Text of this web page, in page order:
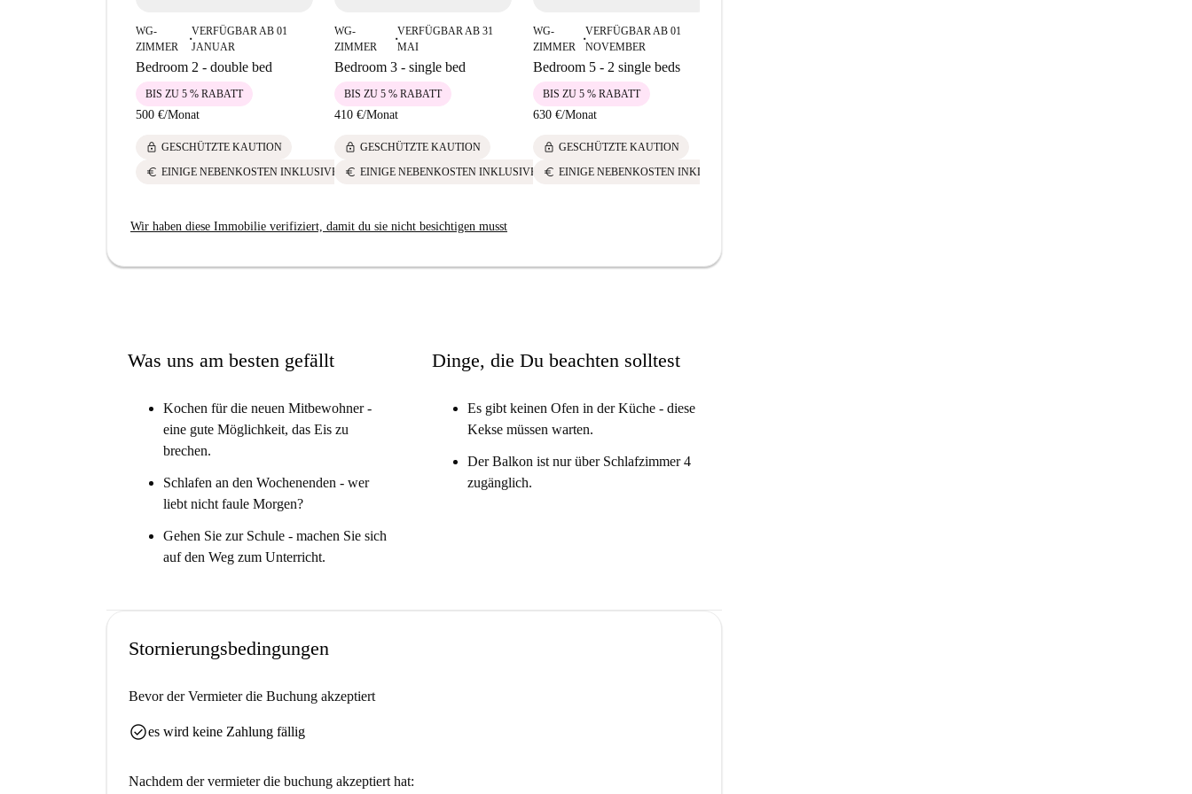
WG-
ZIMMER
■
VERFÜGBAR AB 01
JANUAR
Bedroom 2 - double bed
500 €/Monat
BIS ZU 5 % RABATT
lock GESCHÜTZTE KAUTION
euro EINIGE NEBENKOSTEN INKLUSIVE
WG-
ZIMMER
■
VERFÜGBAR AB 31
MAI
Bedroom 3 - single bed
410 €/Monat
BIS ZU 5 % RABATT
lock GESCHÜTZTE KAUTION
euro EINIGE NEBENKOSTEN INKLUSIVE
WG-
ZIMMER
■
VERFÜGBAR AB 01
NOVEMBER
Bedroom 5 - 2 single beds
630 €/Monat
BIS ZU 5 % RABATT
lock GESCHÜTZTE KAUTION
euro EINIGE NEBENKOSTEN INKLUSIVE
Wir haben diese Immobilie verifiziert, damit du sie nicht besichtigen musst
Was uns am besten gefällt
Kochen für die neuen Mitbewohner -
eine gute Möglichkeit, das Eis zu
brechen.
Schlafen an den Wochenenden - wer
liebt nicht faule Morgen?
Gehen Sie zur Schule - machen Sie sich
auf den Weg zum Unterricht.
Dinge, die Du beachten solltest
Es gibt keinen Ofen in der Küche - diese
Kekse müssen warten.
Der Balkon ist nur über Schlafzimmer 4
zugänglich.
Stornierungsbedingungen
Bevor der Vermieter die Buchung akzeptiert
check_circlees wird keine Zahlung fällig
Nachdem der vermieter die buchung akzeptiert hat: